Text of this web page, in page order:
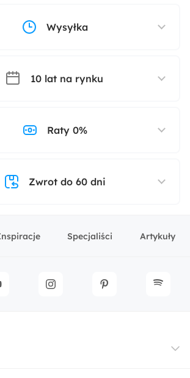
Wysyłka
10 lat na rynku
Raty 0%
Zwrot do 60 dni
Specjaliści Artykuły